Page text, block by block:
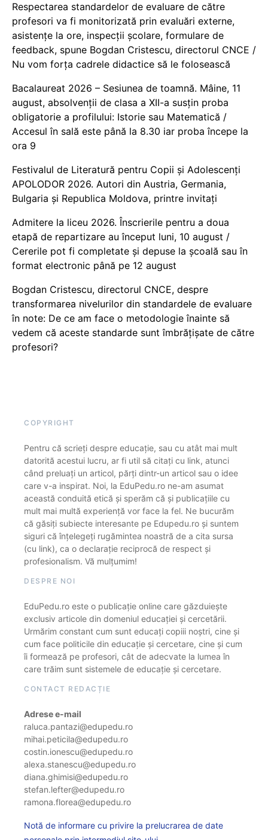
Respectarea standardelor de evaluare de către
profesori va fi monitorizată prin evaluări externe,
asistențe la ore, inspecții școlare, formulare de
feedback, spune Bogdan Cristescu, directorul CNCE /
Nu vom forța cadrele didactice să le folosească
Bacalaureat 2026 – Sesiunea de toamnă. Mâine, 11
august, absolvenții de clasa a XII-a susțin proba
obligatorie a profilului: Istorie sau Matematică /
Accesul în sală este până la 8.30 iar proba începe la
ora 9
Festivalul de Literatură pentru Copii și Adolescenți
APOLODOR 2026. Autori din Austria, Germania,
Bulgaria și Republica Moldova, printre invitați
Admitere la liceu 2026. Înscrierile pentru a doua
etapă de repartizare au început luni, 10 august /
Cererile pot fi completate și depuse la școală sau în
format electronic până pe 12 august
Bogdan Cristescu, directorul CNCE, despre
transformarea nivelurilor din standardele de evaluare
în note: De ce am face o metodologie înainte să
vedem că aceste standarde sunt îmbrățișate de către
profesori?
COPYRIGHT
Pentru că scrieți despre educație, sau cu atât mai mult
datorită acestui lucru, ar fi util să citați cu link, atunci
când preluați un articol, părți dintr-un articol sau o idee
care v-a inspirat. Noi, la EduPedu.ro ne-am asumat
această conduită etică și sperăm că și publicațiile cu
mult mai multă experiență vor face la fel. Ne bucurăm
că găsiți subiecte interesante pe Edupedu.ro și suntem
siguri că înțelegeți rugămintea noastră de a cita sursa
(cu link), ca o declarație reciprocă de respect și
profesionalism. Vă mulțumim!
DESPRE NOI
EduPedu.ro este o publicație online care găzduiește
exclusiv articole din domeniul educației și cercetării.
Urmărim constant cum sunt educați copiii noștri, cine și
cum face politicile din educație și cercetare, cine și cum
îi formează pe profesori, cât de adecvate la lumea în
care trăim sunt sistemele de educație și cercetare.
CONTACT REDACȚIE
Adrese e-mail
raluca.pantazi@edupedu.ro
mihai.peticila@edupedu.ro
costin.ionescu@edupedu.ro
alexa.stanescu@edupedu.ro
diana.ghimisi@edupedu.ro
stefan.lefter@edupedu.ro
ramona.florea@edupedu.ro
Notă de informare cu privire la prelucrarea de date